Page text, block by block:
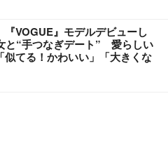
『VOGUE』モデルデビューし
と“手つなぎデート” 愛らしい
似てる！かわいい」「大きくな